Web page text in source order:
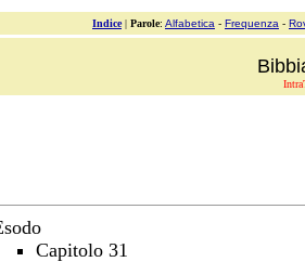
Indice| Parole: Alfabetica - Frequenza -
Capitolo 31